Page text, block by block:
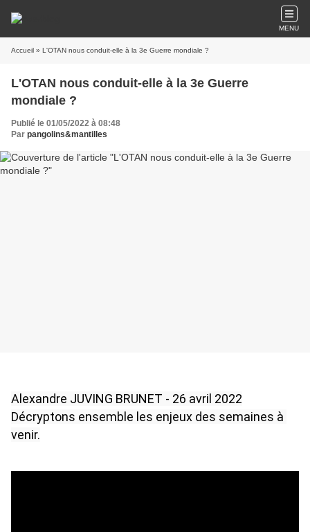
MENU
Accueil » L'OTAN nous conduit-elle à la 3e Guerre mondiale ?
L'OTAN nous conduit-elle à la 3e Guerre
mondiale ?
Publié le 01/05/2022 à 08:48
Par pangolins&mantilles
Alexandre JUVING BRUNET - 26 avril 2022
Décryptons ensemble les enjeux des semaines à
venir.